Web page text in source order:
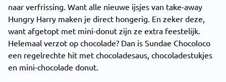
naar verfrissing. Want alle nieuwe ijsjes van take-away
Hungry Harry maken je direct hongerig. En zeker deze,
want afgetopt met mini-donut zijn ze extra feestelijk.
Helemaal verzot op chocolade? Dan is Sundae Chocoloco
een regelrechte hit met chocoladesaus, chocoladestukjes
en mini-chocolade donut.